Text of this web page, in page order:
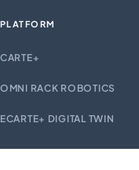
PLATFORM
CARTE+
OMNI RACK ROBOTICS
ECARTE+ DIGITAL TWIN